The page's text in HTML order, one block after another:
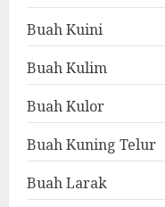
Buah Kuini
Buah Kulim
Buah Kulor
Buah Kuning Telur
Buah Larak